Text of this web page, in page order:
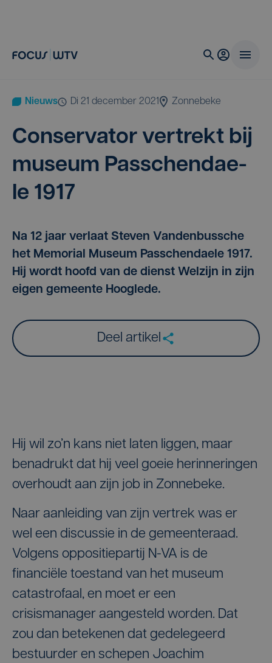
Nieuws di 21 december 2021 Zonnebeke
Con­ser­va­tor ver­trekt bij
muse­um Pas­schen­dae­
le 1917
Na 12 jaar verlaat Steven Vandenbussche
het Memorial Museum Passchendaele 1917.
Hij wordt hoofd van de dienst Welzijn in zijn
eigen gemeente Hooglede.
Deel artikel
Hij wil zo’n kans niet laten liggen, maar
benadrukt dat hij veel goeie herinneringen
overhoudt aan zijn job in Zonnebeke.
Naar aanleiding van zijn vertrek was er
wel een discussie in de gemeenteraad.
Volgens oppositiepartij N-VA is de
financiële toestand van het museum
catastrofaal, en moet er een
crisismanager aangesteld worden. Dat
zou dan betekenen dat gedelegeerd
bestuurder en schepen Joachim